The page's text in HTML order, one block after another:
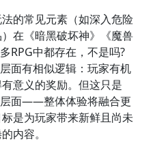
的常见元素（如深入危险
在《暗黑破坏神》《魔兽
RPG中都存在，不是吗?
面有相似逻辑：玩家有机
意义的奖励。但这只是
层面——整体体验将融合更
是为玩家带来新鲜且尚未
内容。